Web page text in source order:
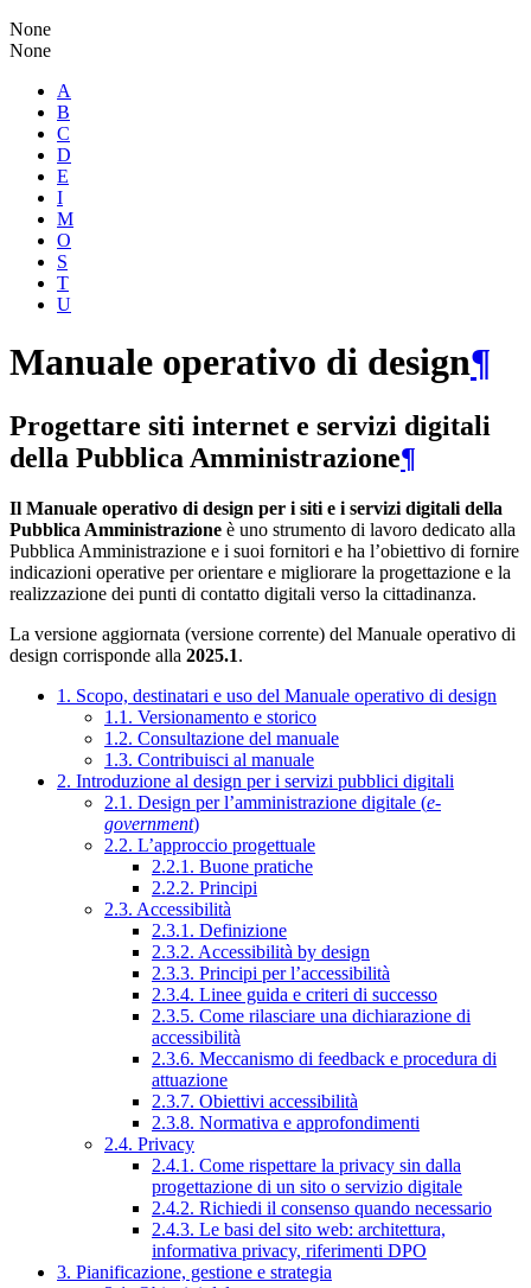
None
None
A
B
C
D
E
I
M
O
S
T
U
Manuale operativo di design¶
Progettare siti internet e servizi digitali
della Pubblica Amministrazione¶
Il Manuale operativo di design per i siti e i servizi digitali della
Pubblica Amministrazione è uno strumento di lavoro dedicato alla
Pubblica Amministrazione e i suoi fornitori e ha l’obiettivo di fornire
indicazioni operative per orientare e migliorare la progettazione e la
realizzazione dei punti di contatto digitali verso la cittadinanza.
La versione aggiornata (versione corrente) del Manuale operativo di
design corrisponde alla 2025.1.
1. Scopo, destinatari e uso del Manuale operativo di design
1.1. Versionamento e storico
1.2. Consultazione del manuale
1.3. Contribuisci al manuale
2. Introduzione al design per i servizi pubblici digitali
2.1. Design per l’amministrazione digitale (e-
government)
2.2. L’approccio progettuale
2.2.1. Buone pratiche
2.2.2. Principi
2.3. Accessibilità
2.3.1. Definizione
2.3.2. Accessibilità by design
2.3.3. Principi per l’accessibilità
2.3.4. Linee guida e criteri di successo
2.3.5. Come rilasciare una dichiarazione di
accessibilità
2.3.6. Meccanismo di feedback e procedura di
attuazione
2.3.7. Obiettivi accessibilità
2.3.8. Normativa e approfondimenti
2.4. Privacy
2.4.1. Come rispettare la privacy sin dalla
progettazione di un sito o servizio digitale
2.4.2. Richiedi il consenso quando necessario
2.4.3. Le basi del sito web: architettura,
informativa privacy, riferimenti DPO
3. Pianificazione, gestione e strategia